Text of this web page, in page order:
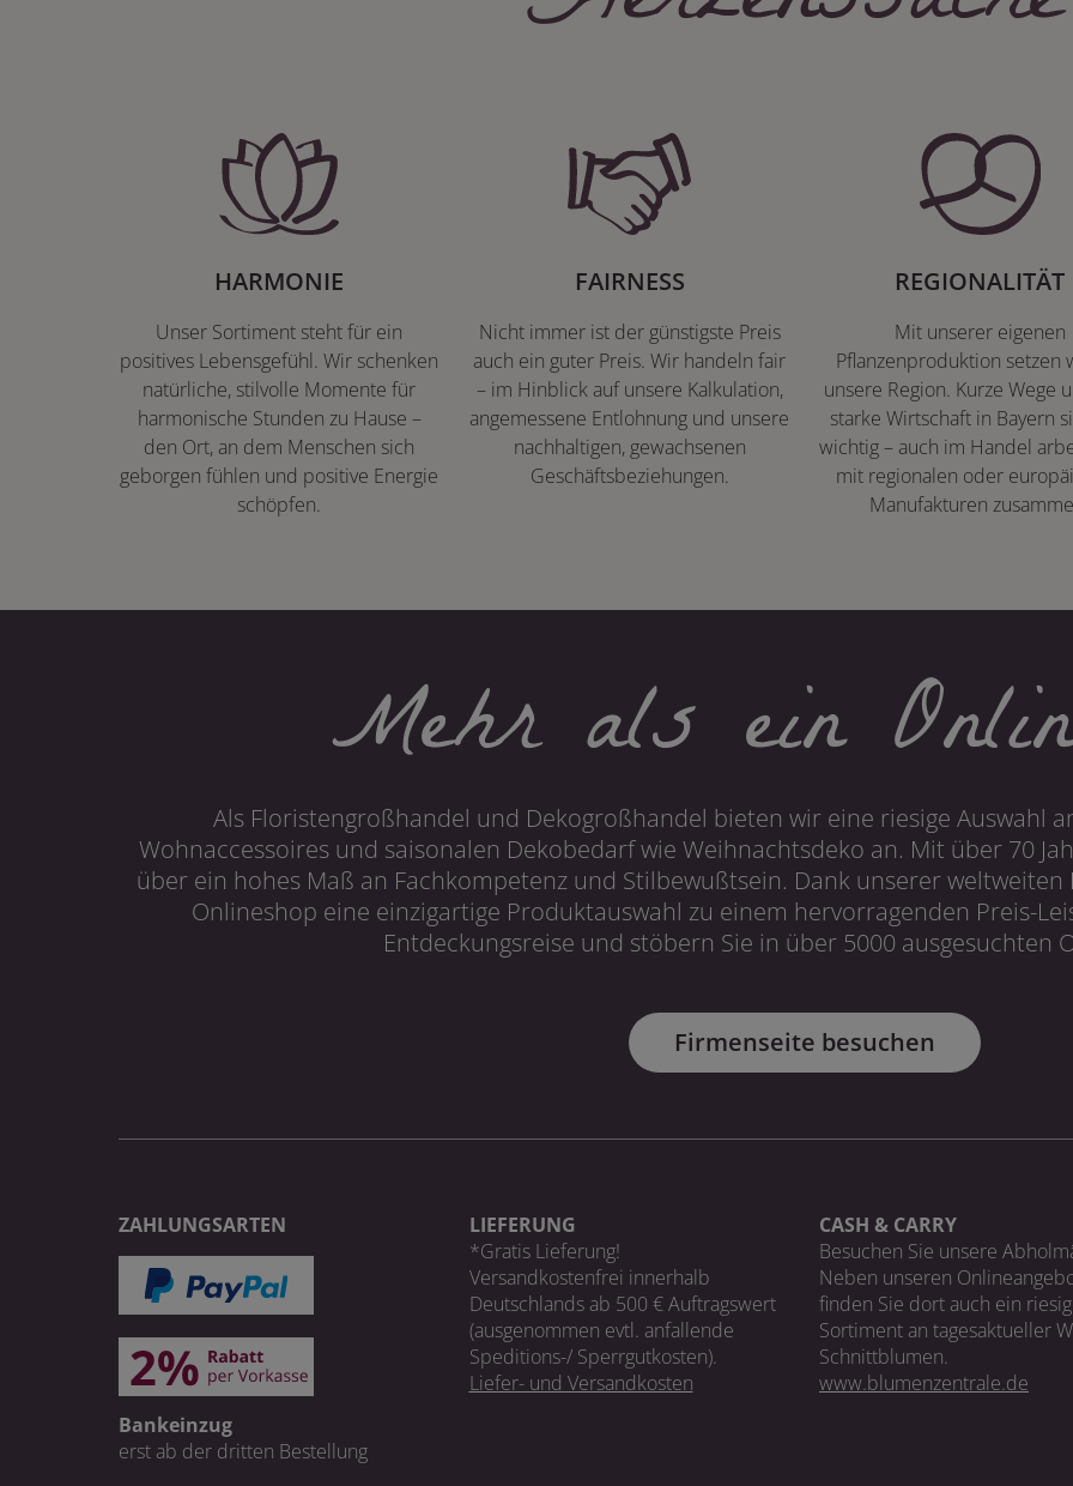
HARMONIE
Unser Sortiment steht für ein
positives Lebensgefühl. Wir schenken
natürliche, stilvolle Momente für
harmonische Stunden zu Hause –
den Ort, an dem Menschen sich
geborgen fühlen und positive Energie
schöpfen.
FAIRNESS
Nicht immer ist der günstigste Preis
auch ein guter Preis. Wir handeln fair
– im Hinblick auf unsere Kalkulation,
angemessene Entlohnung und unsere
nachhaltigen, gewachsenen
Geschäftsbeziehungen.
REGIONALITÄT
Mit unserer eigenen
Pflanzenproduktion setzen
unsere Region. Kurze Wege
starke Wirtschaft in Bayern
wichtig – auch im Handel
mit regionalen oder
Manufakturen
Mehr als ein
Als Floristengroßhandel und Dekogroßhandel bieten wir eine riesige Auswahl
Wohnaccessoires und saisonalen Dekobedarf wie Weihnachtsdeko an. Mit über 70
über ein hohes Maß an Fachkompetenz und Stilbewußtsein. Dank unserer
Onlineshop eine einzigartige Produktauswahl zu einem hervorragenden Preis-
Entdeckungsreise und stöbern Sie in über 5000 ausgesuchten
Firmenseite besuchen
ZAHLUNGSARTEN
Bankeinzug
erst ab der dritten Bestellung
LIEFERUNG
*Gratis Lieferung!
Versandkostenfrei innerhalb
Deutschlands ab 500 € Auftragswert
(ausgenommen evtl. anfallende
Speditions-/ Sperrgutkosten).
Liefer- und Versandkosten
CASH & CARRY
Besuchen Sie unsere
Neben unseren
finden Sie dort auch ein
Sortiment an tagesaktueller
Schnittblumen.
www.blumenzentrale.de